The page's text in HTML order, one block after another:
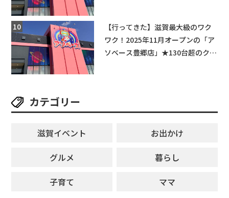
【行ってきた】滋賀最大級のワク
ワク！2025年11月オープンの「ア
ソベース豊郷店」★130台超のクレ
カテゴリー
滋賀イベント
お出かけ
グルメ
暮らし
子育て
ママ